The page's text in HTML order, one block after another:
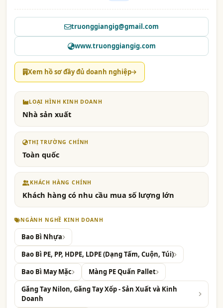
truonggiangig@gmail.com
www.truonggiangig.com
Xem hồ sơ đầy đủ doanh nghiệp
LOẠI HÌNH KINH DOANH
Nhà sản xuất
THỊ TRƯỜNG CHÍNH
Toàn quốc
KHÁCH HÀNG CHÍNH
Khách hàng có nhu cầu mua số lượng lớn
NGÀNH NGHỀ KINH DOANH
Bao Bì Nhựa
Bao Bì PE, PP, HDPE, LDPE (Dạng Tấm, Cuộn, Túi)
Bao Bì May Mặc
Màng PE Quấn Pallet
Găng Tay Nilon, Găng Tay Xốp - Sản Xuất và Kinh
Doanh